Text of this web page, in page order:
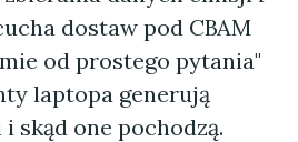
dostaw pod CBAM
od prostego pytania"
laptopa generują
skąd one pochodzą.